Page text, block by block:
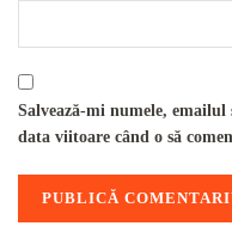
Salvează-mi numele,
data viitoare când o să